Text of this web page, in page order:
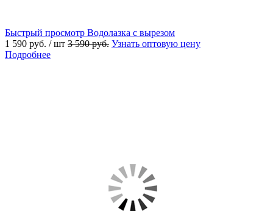
Быстрый просмотр Водолазка с вырезом
1 590 руб. / шт 3 590 руб. Узнать оптовую цену
Подробнее